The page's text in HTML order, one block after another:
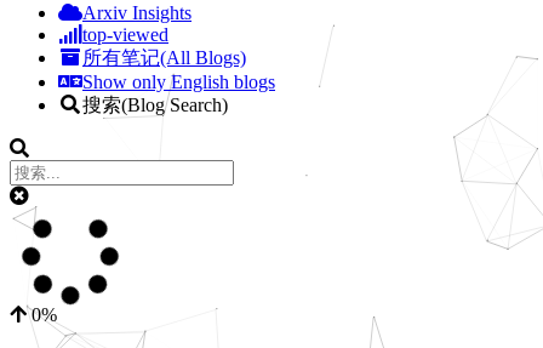
Arxiv Insights
top-viewed
所有笔记(All Blogs)
Show only English blogs
搜索(Blog Search)
0%